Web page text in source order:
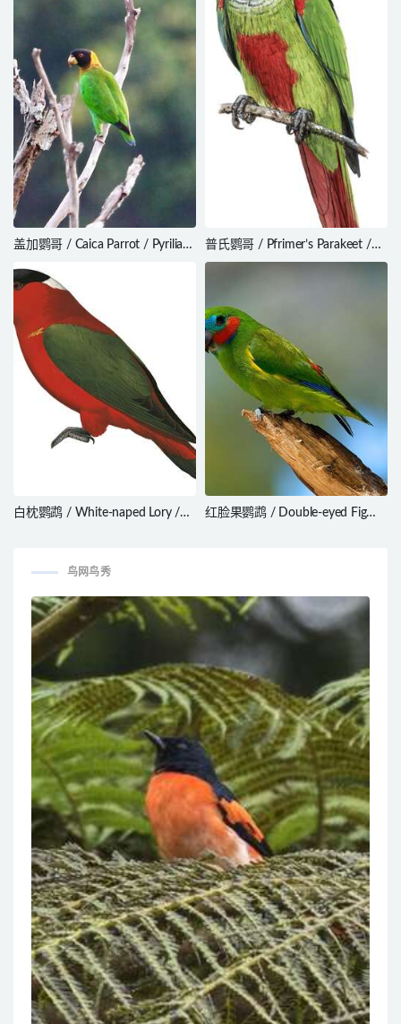
盖加鹦哥 / Caica Parrot / Pyrilia
普氏鹦哥 / Pfrimer’s Parakeet /
Pyrrhura pfrimeri
白枕鹦鹉 / White-naped Lory /
红脸果鹦鹉 / Double-eyed Fig
鸟网鸟秀